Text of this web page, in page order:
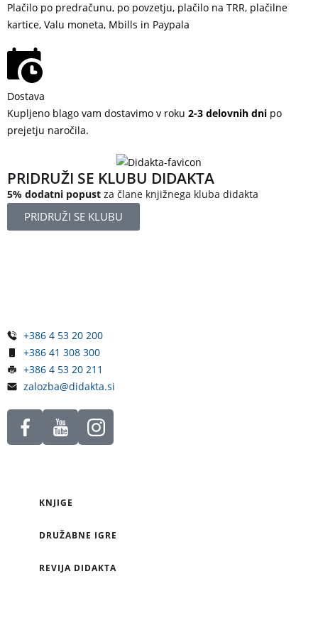
Plačilo po predračunu, po povzetju, plačilo na TRR, plačilne
kartice, Valu moneta, Mbills in Paypala
Dostava
Kupljeno blago vam dostavimo v roku 2-3 delovnih dni po
prejetju naročila.
PRIDRUŽI SE KLUBU DIDAKTA
5% dodatni popust za člane knjižnega kluba didakta
PRIDRUŽI SE KLUBU
+386 4 53 20 200
+386 41 308 300
+386 4 53 20 211
zalozba@didakta.si
KNJIGE
DRUŽABNE IGRE
REVIJA DIDAKTA